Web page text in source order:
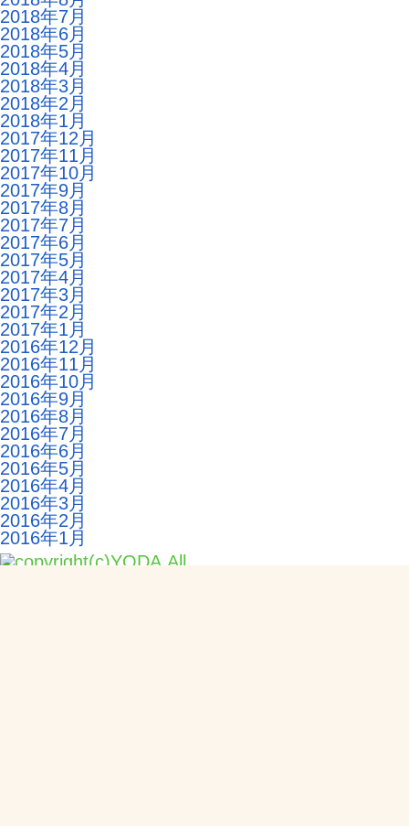
2018年7月
2018年6月
2018年5月
2018年4月
2018年3月
2018年2月
2018年1月
2017年12月
2017年11月
2017年10月
2017年9月
2017年8月
2017年7月
2017年6月
2017年5月
2017年4月
2017年3月
2017年2月
2017年1月
2016年12月
2016年11月
2016年10月
2016年9月
2016年8月
2016年7月
2016年6月
2016年5月
2016年4月
2016年3月
2016年2月
2016年1月